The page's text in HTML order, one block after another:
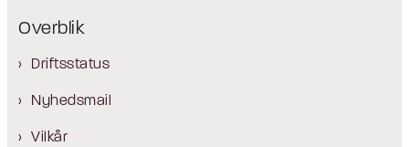
Overblik
Driftsstatus
Nyhedsmail
Vilkår